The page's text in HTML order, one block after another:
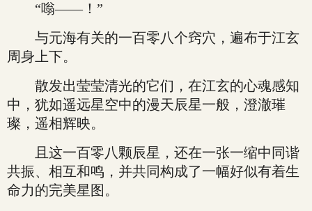
“嗡——！”
与元海有关的一百零八个窍穴，遍布于江玄
周身上下。
散发出莹莹清光的它们，在江玄的心魂感知
中，犹如遥远星空中的漫天辰星一般，澄澈璀
璨，遥相辉映。
且这一百零八颗辰星，还在一张一缩中同谐
共振、相互和鸣，并共同构成了一幅好似有着生
命力的完美星图。